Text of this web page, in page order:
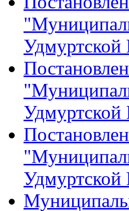
Удмуртской
Удмуртской
Удмуртской